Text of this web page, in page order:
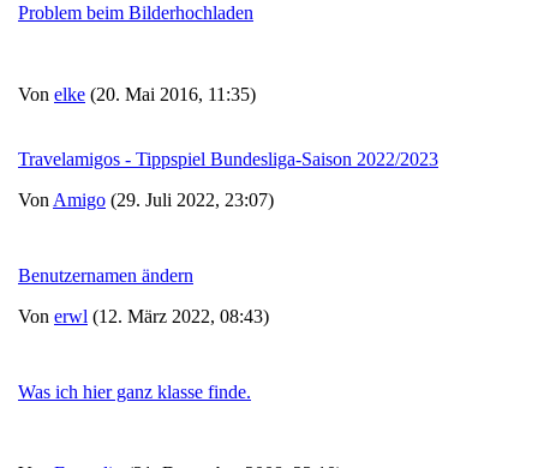
Problem beim Bilderhochladen
Von elke (20. Mai 2016, 11:35)
Travelamigos - Tippspiel Bundesliga-Saison 2022/2023
Von Amigo (29. Juli 2022, 23:07)
Benutzernamen ändern
Von erwl (12. März 2022, 08:43)
Was ich hier ganz klasse finde.